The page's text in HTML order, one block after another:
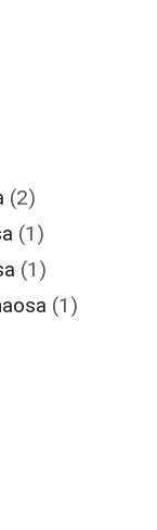
(2)
(1)
(1)
(1)